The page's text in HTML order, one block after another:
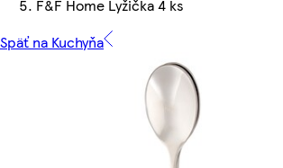
F&F Home Lyžička 4 ks
Späť na Kuchyňa